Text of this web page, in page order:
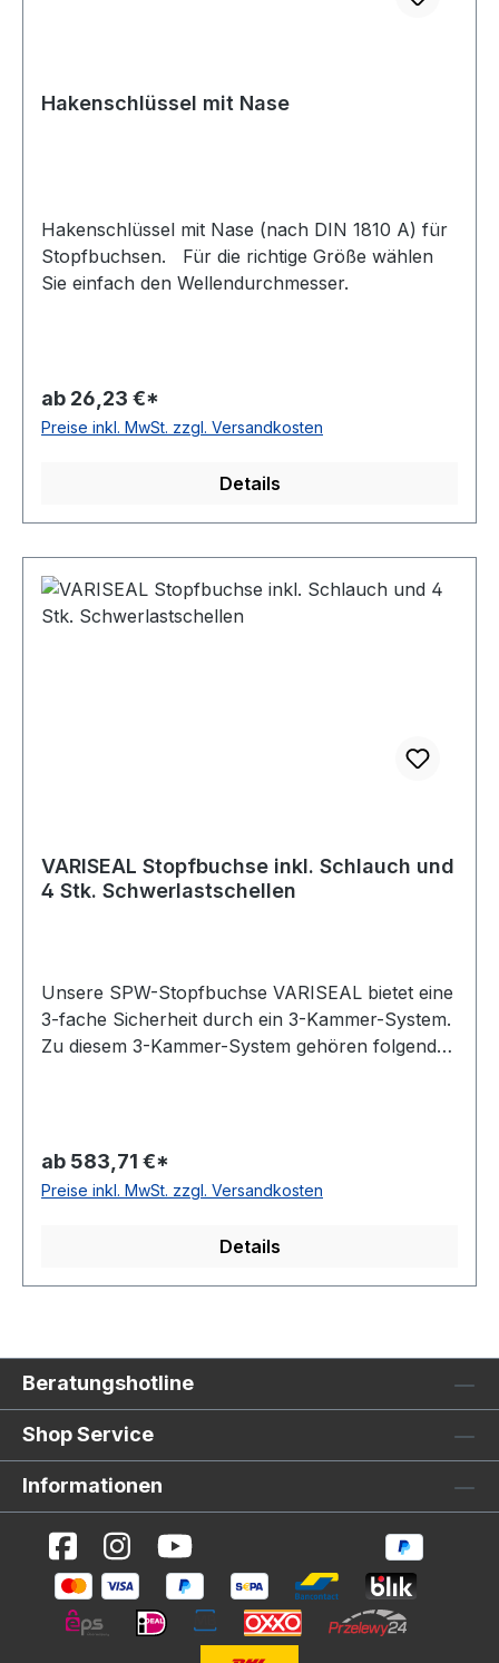
Hakenschlüssel mit Nase
Hakenschlüssel mit Nase (nach DIN 1810 A) für
Stopfbuchsen. Für die richtige Größe wählen
Sie einfach den Wellendurchmesser.
ab 26,23 €*
Preise inkl. MwSt. zzgl. Versandkosten
Details
VARISEAL Stopfbuchse inkl. Schlauch und
4 Stk. Schwerlastschellen
Unsere SPW-Stopfbuchse VARISEAL bietet eine
3-fache Sicherheit durch ein 3-Kammer-System.
Zu diesem 3-Kammer-System gehören folgende
gleichmäßige und kontinuierliche Abdichtung
gewährleistet ist. Fettkammer: Ein zusätzliches
Fettpolster im Innenraum der Buchse
(Zuführung mittels Fettstauferbuchse oder
Fettpresse; Spezialfett hier in unserem
Onlineshop erhältlich) bewirkt eine
durch trockene Talgbänder – um ein vielfaches
minimiert! Simmerring: Ein Simmerring verhindert
das Austreten des Fettes nach außen und das
Eindringen von Wasser nach innen! Inkl.
ACHTUNG: Bei Bestellung bitte den Wellen- &
Stevenrohrdurchmesser angeben! Folgende
Standardgrößen sind ab Lager lieferbar:Ø Welle
in mm Ø Stevenrohr in mm A in mmB in mmC in
mm2035 - 50149104Ø502235 -
ab 583,71 €*
Preise inkl. MwSt. zzgl. Versandkosten
Details
Beratungshotline
Shop Service
Informationen